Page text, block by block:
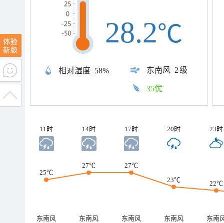
相对湿度 58% 东南风 2级
28.2℃
35优
11时 14时 17时 20时 23时
25℃
27℃
27℃
23℃
22℃
东南风 东南风 东南风 东南风
东南